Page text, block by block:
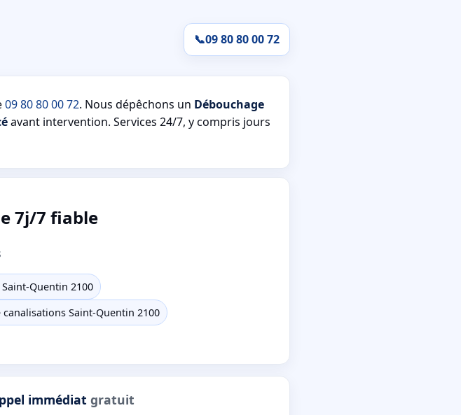
📞09 80 80 00 72
09 80 80 00 72. Nous dépêchons un Débouchage
avant intervention. Services 24/7, y compris jours
7j/7 fiable
Quentin 2100
Saint-Quentin 2100
immédiatgratuit